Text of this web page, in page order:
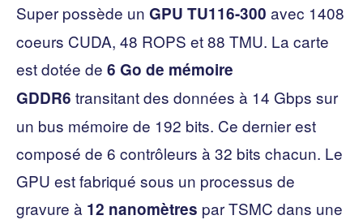
Super possède un GPU TU116-300 avec 1408
coeurs CUDA, 48 ROPS et 88 TMU. La carte
est dotée de 6 Go de mémoire
GDDR6 transitant des données à 14 Gbps sur
un bus mémoire de 192 bits. Ce dernier est
composé de 6 contrôleurs à 32 bits chacun. Le
GPU est fabriqué sous un processus de
gravure à 12 nanomètres par TSMC dans une